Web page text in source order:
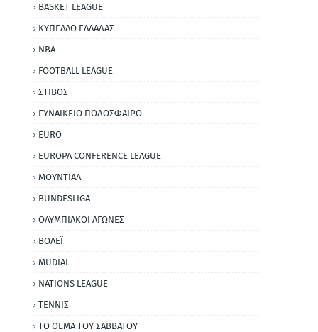
BASKET LEAGUE
ΚΥΠΕΛΛΟ ΕΛΛΑΔΑΣ
NBA
FOOTBALL LEAGUE
ΣΤΙΒΟΣ
ΓΥΝΑΙΚΕΙΟ ΠΟΔΟΣΦΑΙΡΟ
EURO
EUROPA CONFERENCE LEAGUE
ΜΟΥΝΤΙΑΛ
BUNDESLIGA
ΟΛΥΜΠΙΑΚΟΙ ΑΓΩΝΕΣ
ΒΟΛΕΪ
MUDIAL
NATIONS LEAGUE
ΤΕΝΝΙΣ
ΤΟ ΘΕΜΑ ΤΟΥ ΣΑΒΒΑΤΟΥ